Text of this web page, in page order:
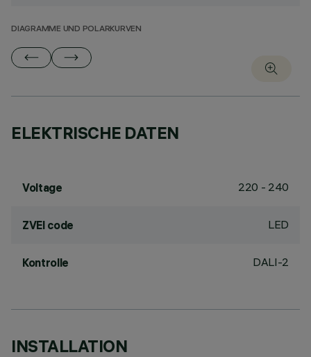
DIAGRAMME UND POLARKURVEN
ELEKTRISCHE DATEN
Voltage 220 - 240
ZVEI code LED
Kontrolle DALI-2
INSTALLATION